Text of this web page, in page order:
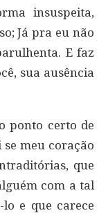
insuspeita,
Já pra eu não
E faz
sua ausência
ponto certo de
meu coração
que
com a tal
e que carece